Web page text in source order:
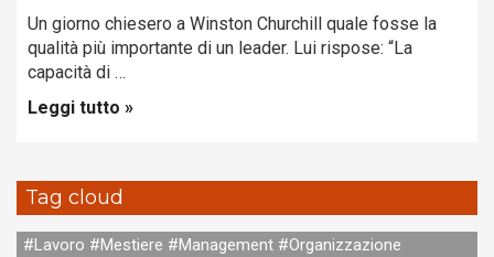
Un giorno chiesero a Winston Churchill quale fosse la
qualità più importante di un leader. Lui rispose: “La
capacità di …
Leggi tutto »
Tag cloud
#Lavoro #Mestiere #Management #Organizzazione